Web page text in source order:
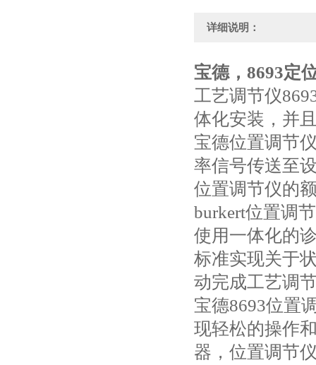
详细说明：
宝德，8693定
工艺调节仪
体化安装，并
宝德位置调节
率信号传送至
位置调节仪的
burkert位置调
使用一体化的
标准实现关于
动完成工艺调
宝德8693位置
现轻松的操作
器，位置调节